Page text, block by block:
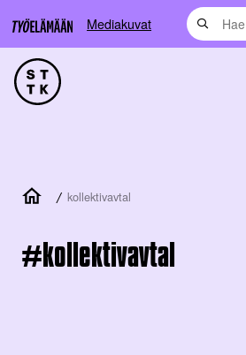
Mediakuvat
/ kollektivavtal
kollektivavtal